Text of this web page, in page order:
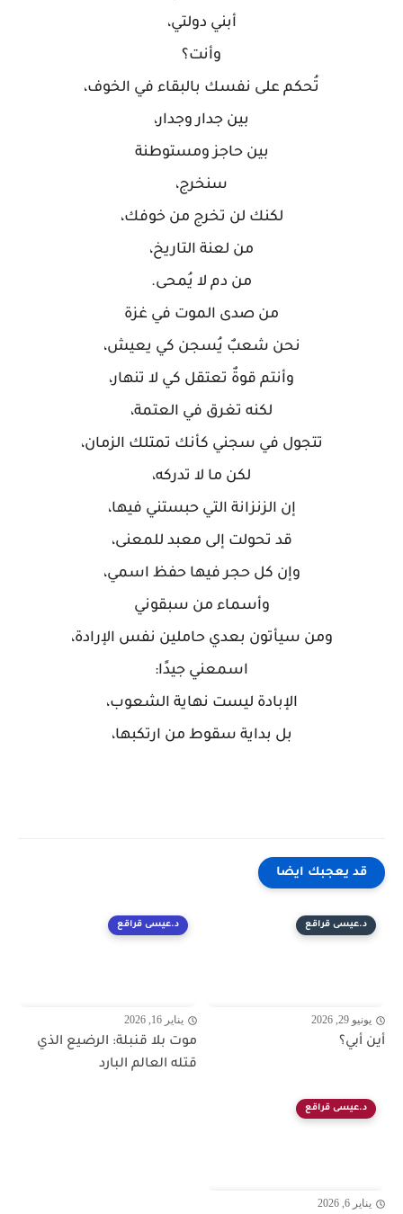
أبني دولتي،
وأنت؟
تُحكم على نفسك بالبقاء في الخوف،
بين جدار وجدار،
بين حاجز ومستوطنة
سنخرج،
لكنك لن تخرج من خوفك،
من لعنة التاريخ،
من دم لا يُمحى.
من صدى الموت في غزة
نحن شعبٌ يُسجن كي يعيش،
وأنتم قوةٌ تعتقل كي لا تنهار،
لكنه تغرق في العتمة،
تتجول في سجني كأنك تمتلك الزمان،
لكن ما لا تدركه،
إن الزنزانة التي حبستني فيها،
قد تحولت إلى معبد للمعنى،
وإن كل حجر فيها حفظ اسمي،
وأسماء من سبقوني
ومن سيأتون بعدي حاملين نفس الإرادة،
اسمعني جيدًا:
الإبادة ليست نهاية الشعوب،
بل بداية سقوط من ارتكبها،
قد يعجبك ايضا
د.عيسى قراقع
يونيو 29, 2026
أين أبي؟
د.عيسى قراقع
يناير 16, 2026
موت بلا قنبلة: الرضيع الذي
قتله العالم البارد
د.عيسى قراقع
يناير 6, 2026